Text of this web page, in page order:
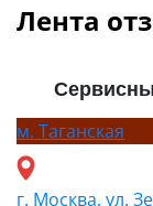
Лента
м. Таганская
г. Москва, ул.